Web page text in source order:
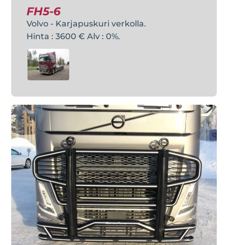
FH5-6
Volvo - Karjapuskuri verkolla.
Hinta : 3600 € Alv : 0%.